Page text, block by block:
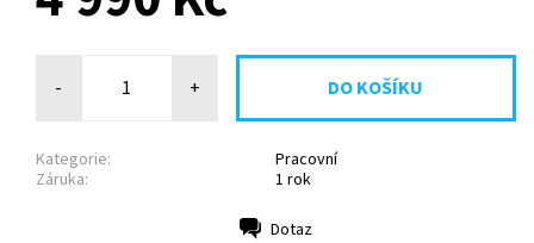
- +
Kategorie:
Pracovní
Záruka:
1 rok
Dotaz